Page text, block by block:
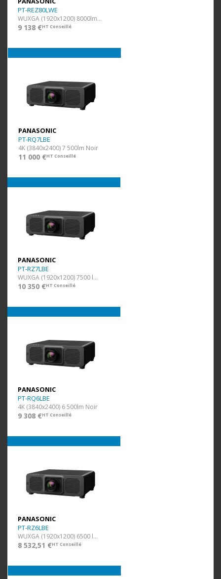
PT-REZ80LWE
WUXGA (1920x1200) 8000lm Blanc
9 138 €HT Conseillé
PANASONIC
PT-RQ7LBE
4K (3840x2400) 7 500lm Noir
11 000 €HT Conseillé
PANASONIC
PT-RZ7LBE
WUXGA (1920x1200) 7500 lm Noir
10 350 €HT Conseillé
PANASONIC
PT-RQ6LBE
4K (3840x2400) 6 500lm Noir
9 308 €HT Conseillé
PANASONIC
PT-RZ6LBE
WUXGA (1920x1200) 6500 lm Noir
8 532,51 €HT Conseillé